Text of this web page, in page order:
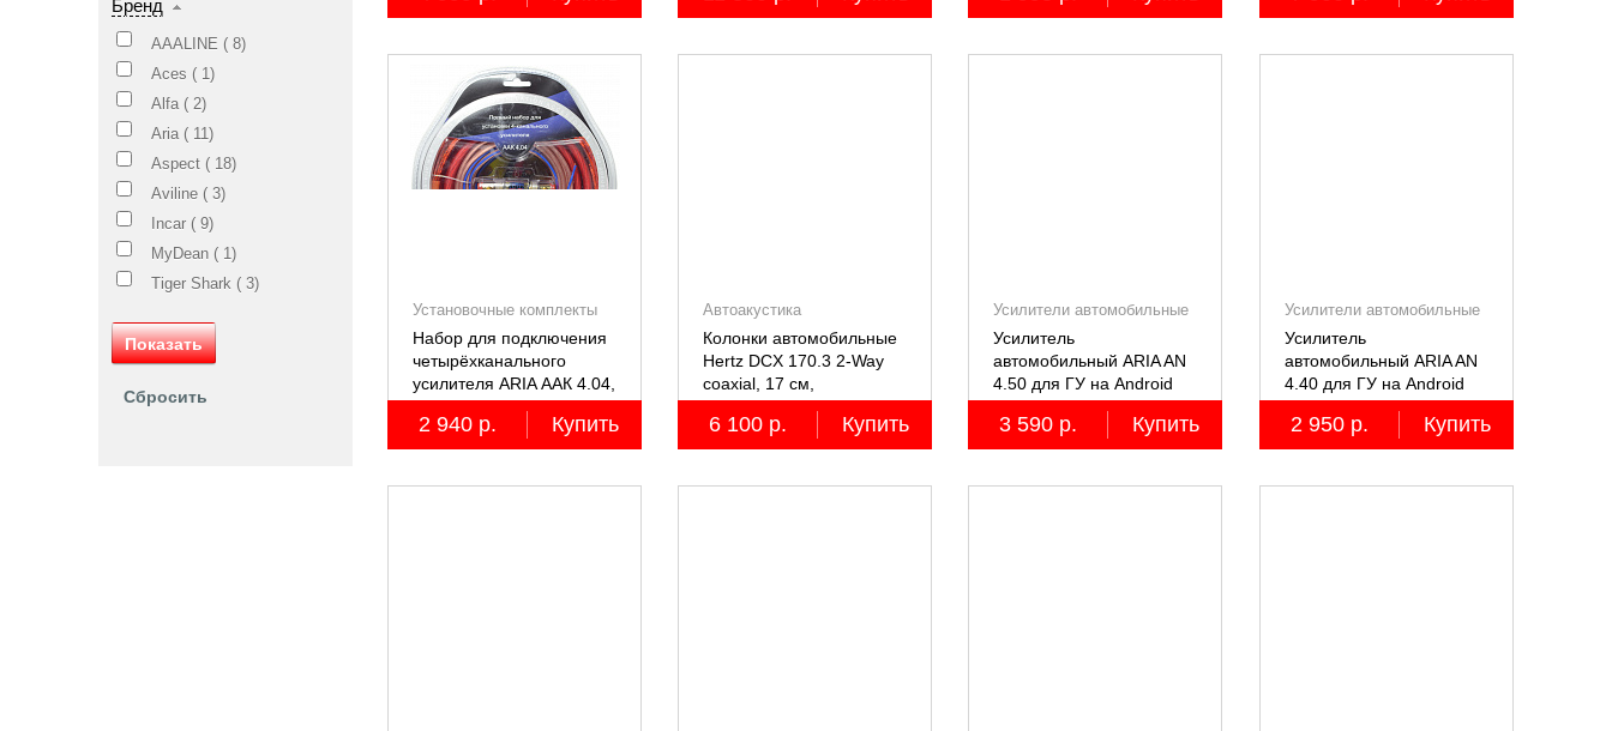
Бренд
AAALINE ( 8)
Aces ( 1)
Alfa ( 2)
Aria ( 11)
Aspect ( 18)
Aviline ( 3)
Incar ( 9)
MyDean ( 1)
Tiger Shark ( 3)
Установочные комплекты
(КИТы)
Набор для подключения
четырёхканального
усилителя ARIA ААК 4.04,
4AWG, miniANL 60А,
омедненный алюминий
(ССА)
2 940 р. Купить
Автоакустика
Колонки автомобильные
Hertz DCX 170.3 2-Way
coaxial, 17 см,
коаксиальные
двухполосные, 2 шт.
6 100 р. Купить
Усилители автомобильные
Усилитель
автомобильный ARIA AN
4.50 для ГУ на Android
3 590 р. Купить
Усилители автомобильные
Усилитель
автомобильный ARIA AN
4.40 для ГУ на Android
2 950 р. Купить